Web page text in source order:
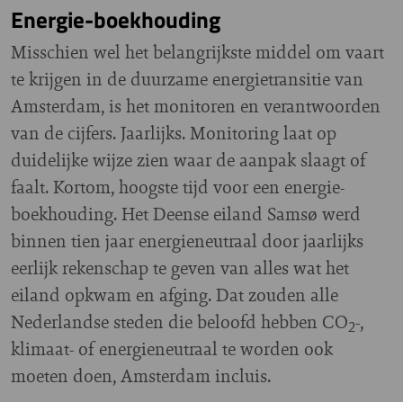
Energie-boekhouding
Misschien wel het belangrijkste middel om vaart
te krijgen in de duurzame energietransitie van
Amsterdam, is het monitoren en verantwoorden
van de cijfers. Jaarlijks. Monitoring laat op
duidelijke wijze zien waar de aanpak slaagt of
faalt. Kortom, hoogste tijd voor een energie-
boekhouding. Het Deense eiland Samsø werd
binnen tien jaar energieneutraal door jaarlijks
eerlijk rekenschap te geven van alles wat het
eiland opkwam en afging. Dat zouden alle
Nederlandse steden die beloofd hebben CO2-,
klimaat- of energieneutraal te worden ook
moeten doen, Amsterdam incluis.